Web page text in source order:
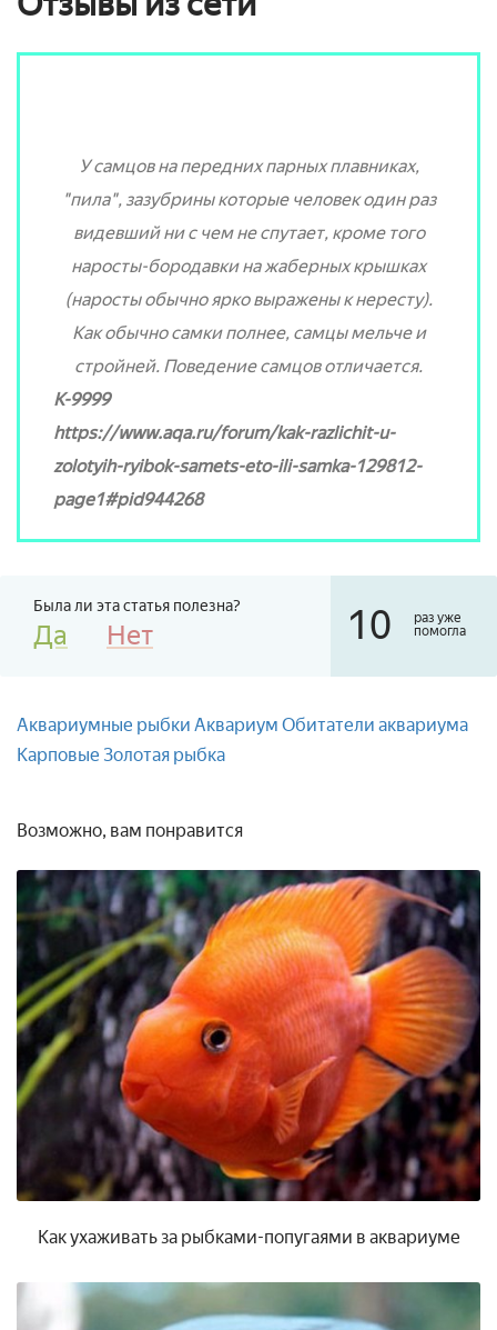
У самцов на передних парных плавниках,
"пила", зазубрины которые человек один раз
видевший ни с чем не спутает, кроме того
наросты-бородавки на жаберных крышках
(наросты обычно ярко выражены к нересту).
Как обычно самки полнее, самцы мельче и
стройней. Поведение самцов отличается.
K-9999
https://www.aqa.ru/forum/kak-razlichit-u-
zolotyih-ryibok-samets-eto-ili-samka-129812-
page1#pid944268
Была ли эта статья полезна?
Да Нет 10
раз уже
помогла
Аквариумные рыбки Аквариум Обитатели аквариума
Карповые Золотая рыбка
Возможно, вам понравится
Как ухаживать за рыбками-попугаями в аквариуме